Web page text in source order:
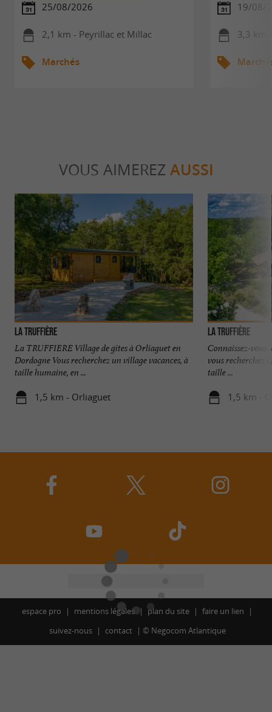
25/08/2026
2,1 km - Peyrillac et Millac
Marchés
19/08/
3,3 km
VOUS AIMEREZ AUSSI
La Truffière
La TRUFFIERE Village de gîtes à Orliaguet en
Dordogne Vous recherchez un village vacances, à
taille humaine, en ...
1,5 km - Orliaguet
La Truffière
Connaissez-vous
vous recherchez
taille ...
1,5 km -
espace pro mentions légales plan du site
faire un lien
suivez-nous
contact © Negocom Atlantique